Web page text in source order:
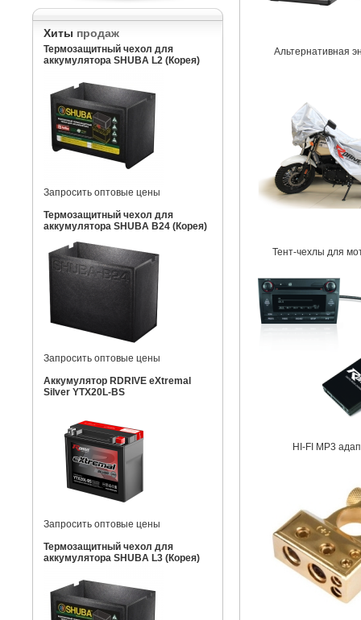
Хиты продаж
Термозащитный чехол для
аккумулятора SHUBA L2 (Корея)
Запросить оптовые цены
Термозащитный чехол для
аккумулятора SHUBA B24 (Корея)
Запросить оптовые цены
Аккумулятор RDRIVE eXtremal
Silver YTX20L-BS
Запросить оптовые цены
Термозащитный чехол для
аккумулятора SHUBA L3 (Корея)
Альтернативная
Тент-чехлы для
HI-FI MP3